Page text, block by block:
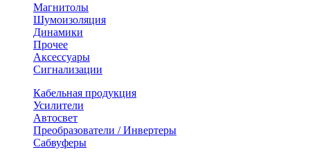
Магнитолы
Шумоизоляция
Динамики
Прочее
Аксессуары
Сигнализации
Кабельная продукция
Усилители
Автосвет
Преобразователи / Инвертеры
Сабвуферы